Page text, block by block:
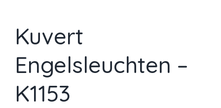
Kuvert
Engelsleuchten –
K1153